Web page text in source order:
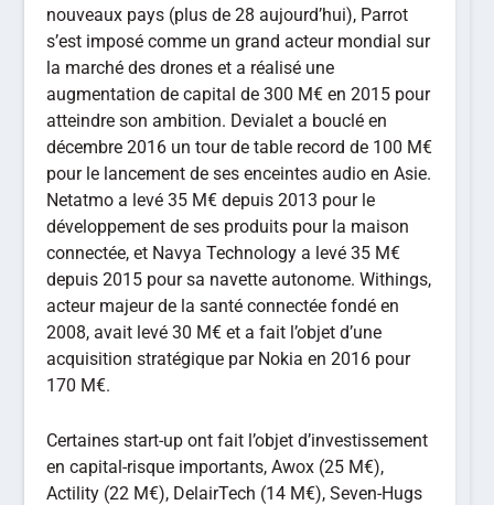
nouveaux pays (plus de 28 aujourd’hui), Parrot
s’est imposé comme un grand acteur mondial sur
la marché des drones et a réalisé une
augmentation de capital de 300 M€ en 2015 pour
atteindre son ambition. Devialet a bouclé en
décembre 2016 un tour de table record de 100 M€
pour le lancement de ses enceintes audio en Asie.
Netatmo a levé 35 M€ depuis 2013 pour le
développement de ses produits pour la maison
connectée, et Navya Technology a levé 35 M€
depuis 2015 pour sa navette autonome. Withings,
acteur majeur de la santé connectée fondé en
2008, avait levé 30 M€ et a fait l’objet d’une
acquisition stratégique par Nokia en 2016 pour
170 M€.
Certaines start-up ont fait l’objet d’investissement
en capital-risque importants, Awox (25 M€),
Actility (22 M€), DelairTech (14 M€), Seven-Hugs